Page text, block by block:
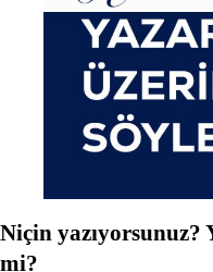
Niçin yazıyorsunuz?
mi?